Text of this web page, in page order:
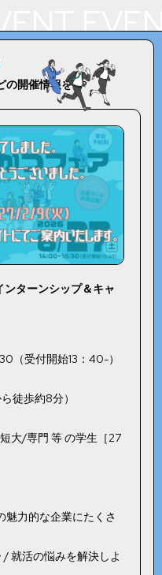
の開催情報をUP
ターンシップ＆キャ
受付開始13：40-）
徒歩約8分）
大/専門 等 の学生［27
魅力的な企業にたくさ
/ 就活の悩みを解決しよ